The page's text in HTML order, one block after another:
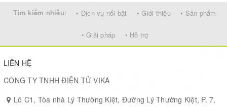
Tìm kiếm nhiều: • Dịch vụ nổi bật • Giới thiệu • Sản phẩm
• Giải pháp • Hỗ trợ
LIÊN HỆ
CÔNG TY TNHH ĐIỆN TỬ VIKA
Lô C1, Tòa nhà Lý Thường Kiệt, Đường Lý Thường Kiệt, P. 7,